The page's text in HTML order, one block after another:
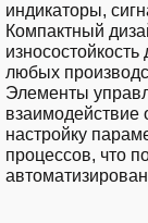
индикаторы,
Компактный
любых
Элементы
взаимодействие
настройку
процессов, что